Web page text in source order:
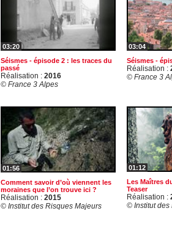
03:20
Séismes - épisode 2 : les traces du
passé
Réalisation : 2016
© France 3 Alpes
03:04
Séismes -
Réalisation :
© France 3
01:56
Comment savoir d’où viennent les
moraines que l’on trouve ici ?
Réalisation : 2015
© Institut des Risques Majeurs
01:12
Les Maîtres
Teaser
Réalisation :
© Institut des